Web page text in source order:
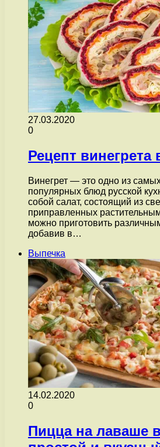
27.03.2020
0
Рецепт винегрета
Винегрет — это одно из
популярных блюд русской
собой салат, состоящий из
приправленных
можно приготовить
добавив в…
Выпечка
14.02.2020
0
Пицца на лаваше